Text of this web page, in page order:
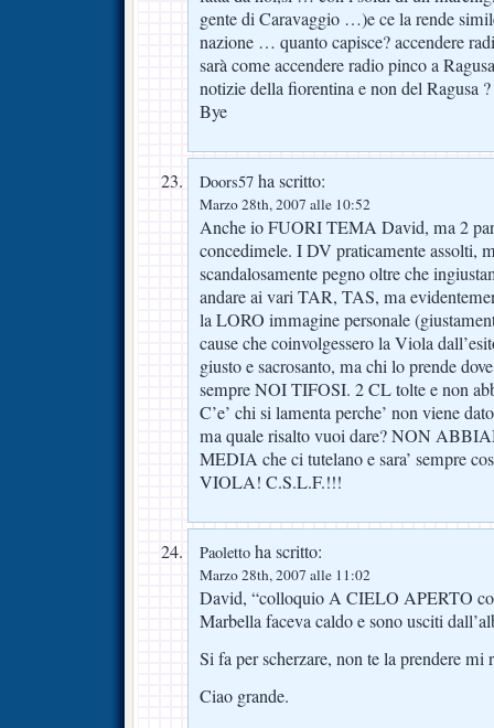
gente di Caravaggio …)e ce la rende
nazione … quanto capisce? accendere
sarà come accendere radio pinco a
notizie della fiorentina e non del Ragusa
Bye
Doors57 ha scritto:
Marzo 28th, 2007 alle 10:52
Anche io FUORI TEMA David, ma 2
concedimele. I DV praticamente assolti,
scandalosamente pegno oltre che
andare ai vari TAR, TAS, ma
la LORO immagine personale
cause che coinvolgessero la Viola
giusto e sacrosanto, ma chi lo prende
sempre NOI TIFOSI. 2 CL tolte e non
C’e’ chi si lamenta perche’ non viene
ma quale risalto vuoi dare? NON
MEDIA che ci tutelano e sara’ sempre
VIOLA! C.S.L.F.!!!
Paoletto ha scritto:
Marzo 28th, 2007 alle 11:02
David, “colloquio A CIELO APERTO
Marbella faceva caldo e sono usciti
Si fa per scherzare, non te la prendere
Ciao grande.